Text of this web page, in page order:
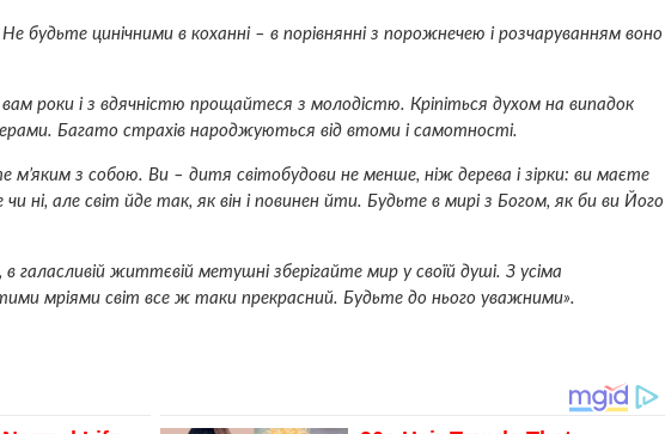
цинічними в коханні – в порівнянні з порожнечею і розчаруванням воно
роки і з вдячністю прощайтеся з молодістю. Кріпіться духом на випадок
Багато страхів народжуються від втоми і самотності.
м’яким з собою. Ви – дитя світобудови не менше, ніж дерева і зірки: ви маєте
ні, але світ йде так, як він і повинен йти. Будьте в мирі з Богом, як би ви Його
галасливій життєвій метушні зберігайте мир у своїй душі. З усіма
мріями світ все ж таки прекрасний. Будьте до нього уважними».